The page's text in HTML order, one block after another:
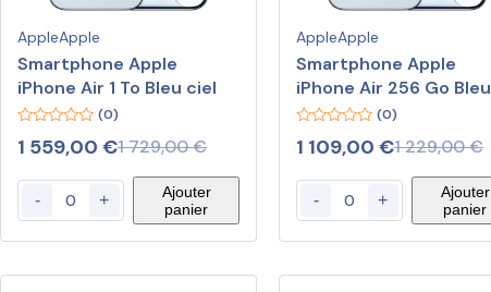
AppleApple
Smartphone Apple
iPhone Air 1 To Bleu ciel
out
5
(0)
1 729,00€
1 559,00 €
- +
Ajouter
panier
AppleApple
Smartphone Apple
iPhone Air 256 Go Bleu
ciel
5
(0)
1 229,00€
1 109,00€
- +
Ajouter
panier